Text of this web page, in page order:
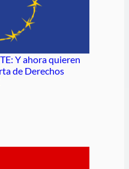
Y ahora quieren
de Derechos